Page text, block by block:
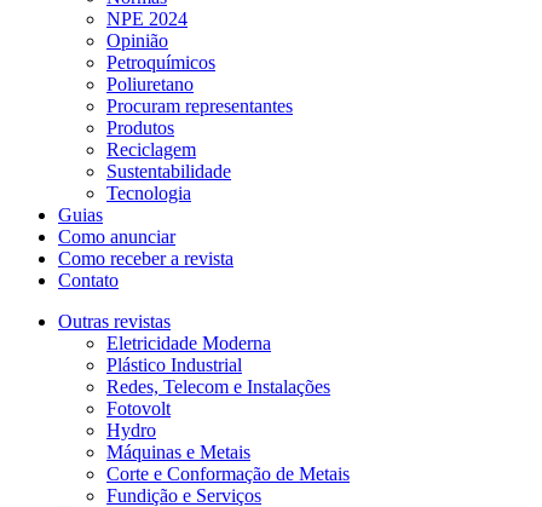
NPE 2024
Opinião
Petroquímicos
Poliuretano
Procuram representantes
Produtos
Reciclagem
Sustentabilidade
Tecnologia
Guias
Como anunciar
Como receber a revista
Contato
Outras revistas
Eletricidade Moderna
Plástico Industrial
Redes, Telecom e Instalações
Fotovolt
Hydro
Máquinas e Metais
Corte e Conformação de Metais
Fundição e Serviços